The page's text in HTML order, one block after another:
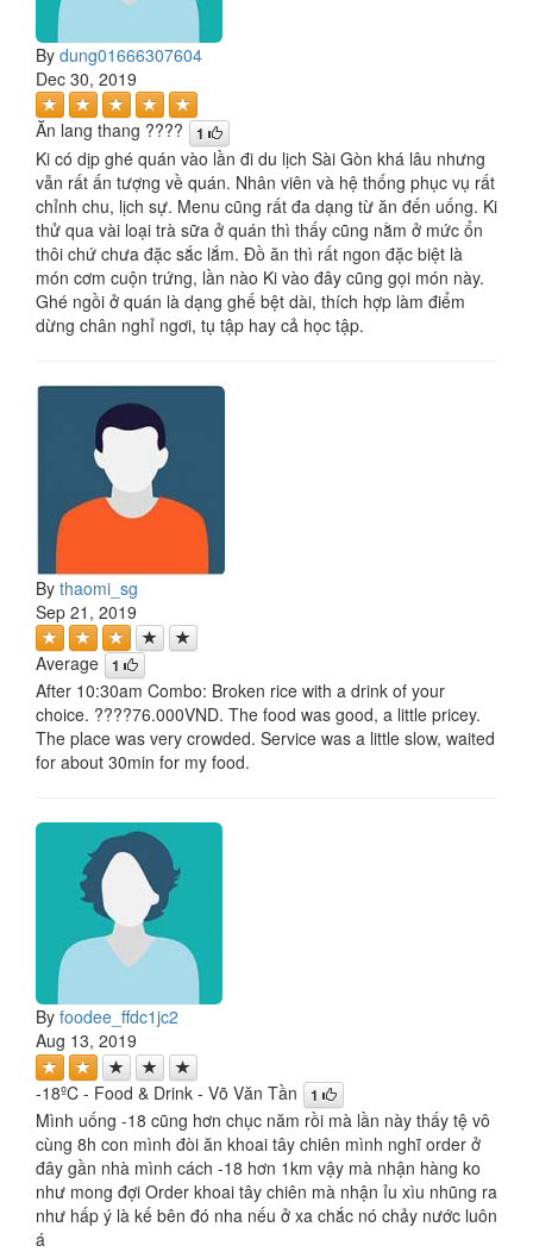
By dung01666307604
Dec 30, 2019
Ăn lang thang ???? 1
Ki có dịp ghé quán vào lần đi du lịch Sài Gòn khá lâu nhưng
vẫn rất ấn tượng về quán. Nhân viên và hệ thống phục vụ rất
chỉnh chu, lịch sự. Menu cũng rất đa dạng từ ăn đến uống. Ki
thử qua vài loại trà sữa ở quán thì thấy cũng nằm ở mức ổn
thôi chứ chưa đặc sắc lắm. Đồ ăn thì rất ngon đặc biệt là
món cơm cuộn trứng, lần nào Ki vào đây cũng gọi món này.
Ghé ngồi ở quán là dạng ghế bệt dài, thích hợp làm điểm
dừng chân nghỉ ngơi, tụ tập hay cả học tập.
By thaomi_sg
Sep 21, 2019
Average 1
After 10:30am Combo: Broken rice with a drink of your
choice. ????76.000VND. The food was good, a little pricey.
The place was very crowded. Service was a little slow, waited
for about 30min for my food.
By foodee_ffdc1jc2
Aug 13, 2019
-18ºC - Food & Drink - Võ Văn Tần 1
Mình uống -18 cũng hơn chục năm rồi mà lần này thấy tệ vô
cùng 8h con mình đòi ăn khoai tây chiên mình nghĩ order ở
đây gần nhà mình cách -18 hơn 1km vậy mà nhận hàng ko
như mong đợi Order khoai tây chiên mà nhận ỉu xìu nhũng ra
như hấp ý là kế bên đó nha nếu ở xa chắc nó chảy nước luôn
á